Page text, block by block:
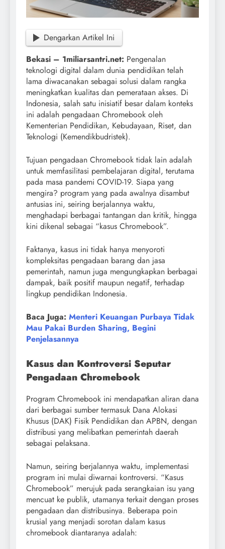
Dengarkan Artikel Ini
Bekasi – 1miliarsantri.net: Pengenalan
teknologi digital dalam dunia pendidikan telah
lama diwacanakan sebagai solusi dalam rangka
meningkatkan kualitas dan pemerataan akses. Di
Indonesia, salah satu inisiatif besar dalam konteks
ini adalah pengadaan Chromebook oleh
Kementerian Pendidikan, Kebudayaan, Riset, dan
Teknologi (Kemendikbudristek).
Tujuan pengadaan Chromebook tidak lain adalah
untuk memfasilitasi pembelajaran digital, terutama
pada masa pandemi COVID-19. Siapa yang
mengira? program yang pada awalnya disambut
antusias ini, seiring berjalannya waktu,
menghadapi berbagai tantangan dan kritik, hingga
kini dikenal sebagai “kasus Chromebook”.
Faktanya, kasus ini tidak hanya menyoroti
kompleksitas pengadaan barang dan jasa
pemerintah, namun juga mengungkapkan berbagai
dampak, baik positif maupun negatif, terhadap
lingkup pendidikan Indonesia.
Baca Juga: Menteri Keuangan Purbaya Tidak
Mau Pakai Burden Sharing, Begini
Penjelasannya
Kasus dan Kontroversi Seputar
Pengadaan Chromebook
Program Chromebook ini mendapatkan aliran dana
dari berbagai sumber termasuk Dana Alokasi
Khusus (DAK) Fisik Pendidikan dan APBN, dengan
distribusi yang melibatkan pemerintah daerah
sebagai pelaksana.
Namun, seiring berjalannya waktu, implementasi
program ini mulai diwarnai kontroversi. “Kasus
Chromebook” merujuk pada serangkaian isu yang
mencuat ke publik, utamanya terkait dengan proses
pengadaan dan distribusinya. Beberapa poin
krusial yang menjadi sorotan dalam kasus
chromebook diantaranya adalah: